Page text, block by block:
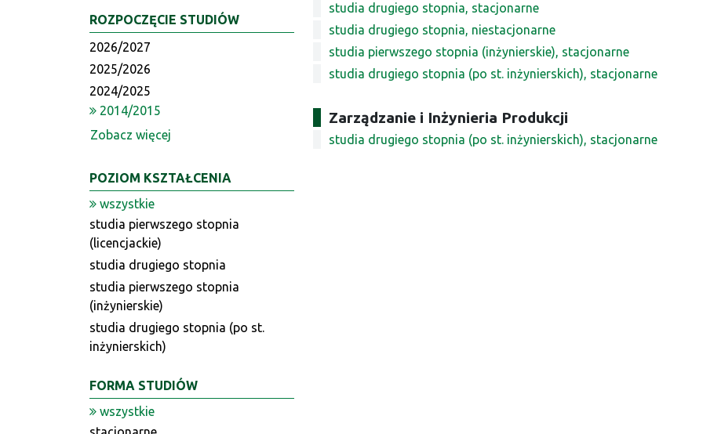
ROZPOCZĘCIE STUDIÓW
2026/2027
2025/2026
2024/2025
2014/2015
Zobacz więcej
POZIOM KSZTAŁCENIA
wszystkie
studia pierwszego stopnia
(licencjackie)
studia drugiego stopnia
studia pierwszego stopnia
(inżynierskie)
studia drugiego stopnia (po st.
inżynierskich)
FORMA STUDIÓW
wszystkie
studia drugiego stopnia, stacjonarne
studia drugiego stopnia, niestacjonarne
studia pierwszego stopnia (inżynierskie), stacjonarne
studia drugiego stopnia (po st. inżynierskich), stacjonarne
Zarządzanie i Inżynieria Produkcji
studia drugiego stopnia (po st. inżynierskich), stacjonarne